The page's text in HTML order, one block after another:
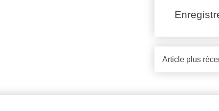
Article plus